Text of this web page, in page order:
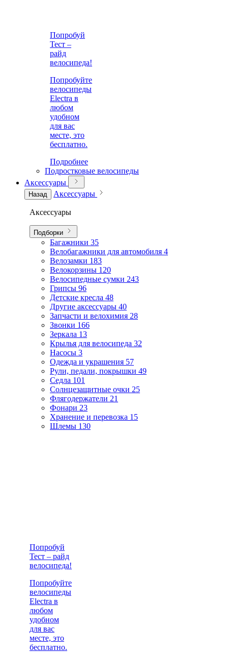
Попробуй
Тест –
райд
велосипеда!
Попробуйте
велосипеды
Electra в
любом
удобном
для вас
месте, это
бесплатно.
Подробнее
Подростковые велосипеды
Аксессуары
Назад Аксессуары
Аксессуары
Подборки
Багажники 35
Велобагажники для автомобиля 4
Велозамки 183
Велокорзины 120
Велосипедные сумки 243
Грипсы 96
Детские кресла 48
Другие аксессуары 40
Запчасти и велохимия 28
Звонки 166
Зеркала 13
Крылья для велосипеда 32
Насосы 3
Одежда и украшения 57
Рули, педали, покрышки 49
Седла 101
Солнцезащитные очки 25
Флягодержатели 21
Фонари 23
Хранение и перевозка 15
Шлемы 130
Попробуй
Тест – райд
велосипеда!
Попробуйте
велосипеды
Electra в
любом
удобном
для вас
месте, это
бесплатно.